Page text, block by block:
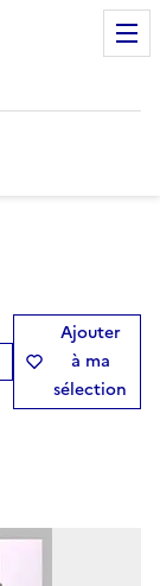
Ajouter
à ma
sélection